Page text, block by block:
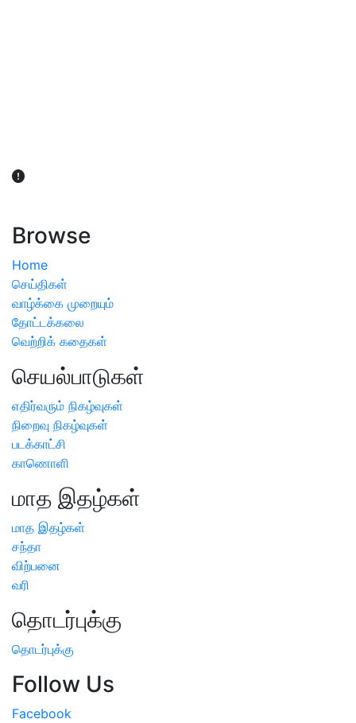
Browse
Home
செய்திகள்
வாழ்க்கை முறையும்
தோட்டக்கலை
வெற்றிக் கதைகள்
செயல்பாடுகள்
எதிர்வரும் நிகழ்வுகள்
நிறைவு நிகழ்வுகள்
படக்காட்சி
காணொளி
மாத இதழ்கள்
மாத இதழ்கள்
சந்தா
விற்பனை
வரி
தொடர்புக்கு
தொடர்புக்கு
Follow Us
Facebook